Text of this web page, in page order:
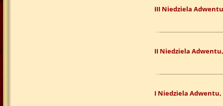
III Niedziela
II Niedziela
I Niedziela Adwentu,